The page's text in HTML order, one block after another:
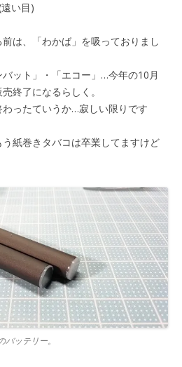
い目)
は、「わかば」を吸っておりまし
バット」・「エコー」…今年の10月
終了になるらしく。
ったていうか…寂しい限りです
紙巻きタバコは卒業してますけど
ッテリー。